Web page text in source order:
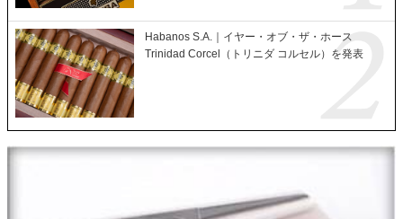
Habanos S.A.｜イヤー・オブ・ザ・ホース
Trinidad Corcel（トリニダ コルセル）を発表